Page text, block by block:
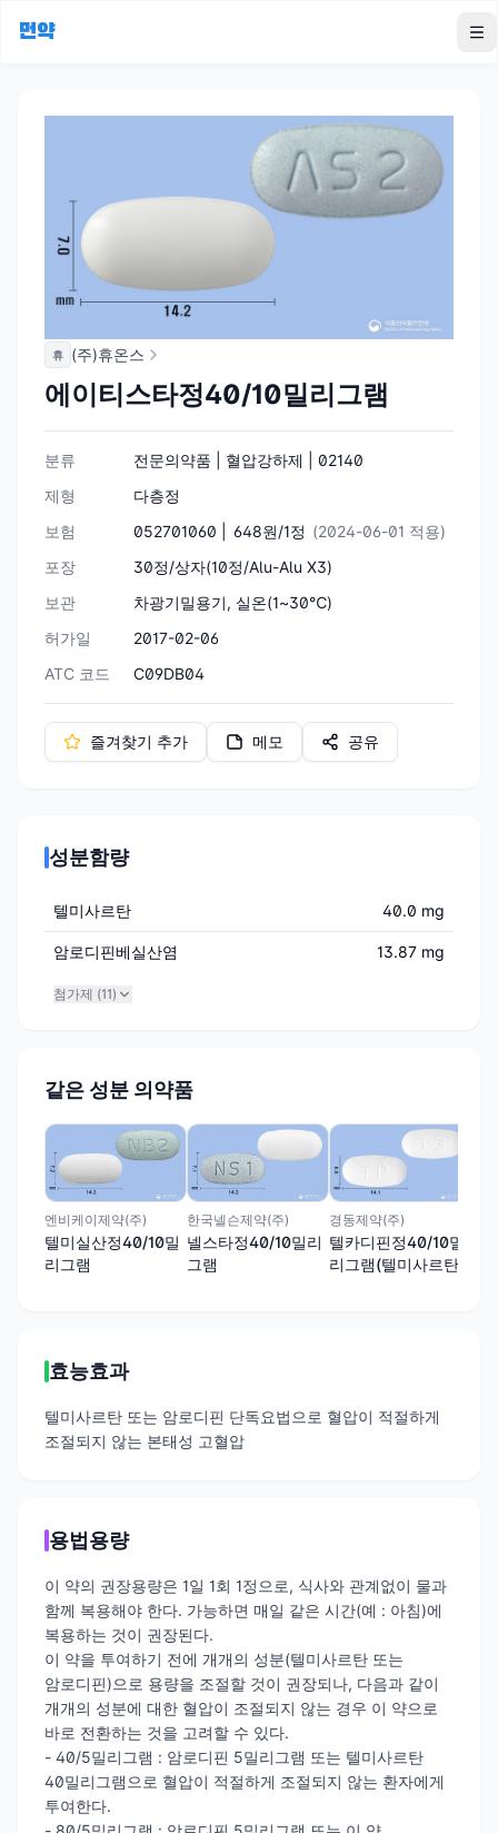
먼약
휴 (주)휴온스
에이티스타정40/10밀리그램
분류
전문의약품 | 혈압강하제 | 02140
제형
다층정
보험
052701060 | 648원/1정 (2024-06-01 적용)
포장
30정/상자(10정/Alu-Alu X3)
보관
차광기밀용기, 실온(1~30℃)
허가일
2017-02-06
ATC 코드
C09DB04
즐겨찾기 추가 메모 공유
성분함량
텔미사르탄 40.0 mg
암로디핀베실산염 13.87 mg
첨가제 (11)
같은 성분 의약품
엔비케이제약(주)
텔미실산정40/10밀
리그램
한국넬슨제약(주)
넬스타정40/10밀리
그램
경동제약(주)
텔카디핀정40/10밀
리그램(텔미사르탄,
효능효과
텔미사르탄 또는 암로디핀 단독요법으로 혈압이 적절하게
조절되지 않는 본태성 고혈압
용법용량
이 약의 권장용량은 1일 1회 1정으로, 식사와 관계없이 물과
함께 복용해야 한다. 가능하면 매일 같은 시간(예 : 아침)에
복용하는 것이 권장된다.
이 약을 투여하기 전에 개개의 성분(텔미사르탄 또는
암로디핀)으로 용량을 조절할 것이 권장되나, 다음과 같이
개개의 성분에 대한 혈압이 조절되지 않는 경우 이 약으로
바로 전환하는 것을 고려할 수 있다.
- 40/5밀리그램 : 암로디핀 5밀리그램 또는 텔미사르탄
40밀리그램으로 혈압이 적절하게 조절되지 않는 환자에게
투여한다.